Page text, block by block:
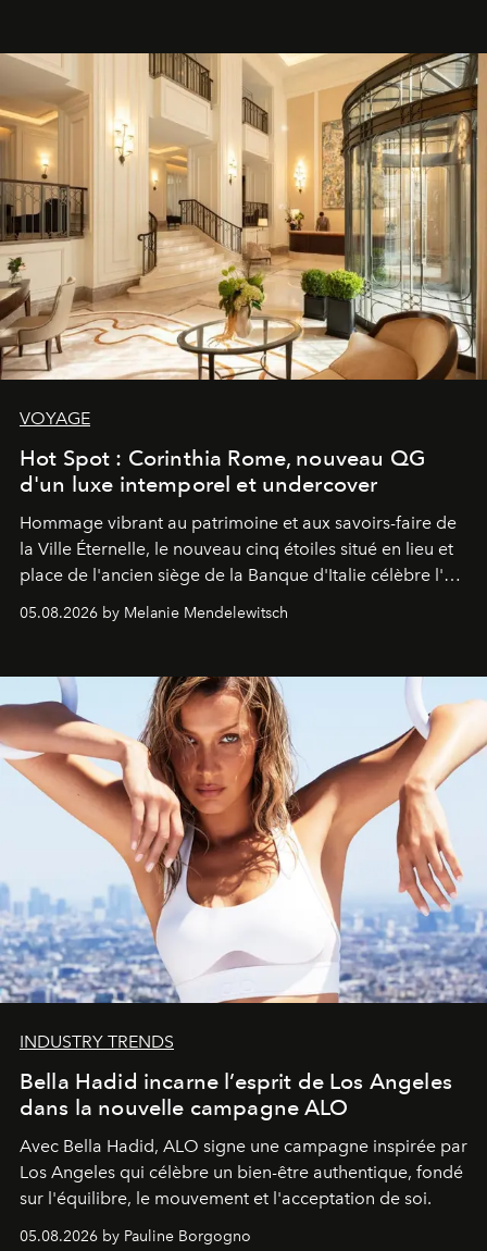
VOYAGE
Hot Spot : Corinthia Rome, nouveau QG
d'un luxe intemporel et undercover
Hommage vibrant au patrimoine et aux savoirs-faire de
la Ville Éternelle, le nouveau cinq étoiles situé en lieu et
place de l'ancien siège de la Banque d'Italie célèbre l'art
05.08.2026 by Melanie Mendelewitsch
INDUSTRY TRENDS
Bella Hadid incarne l’esprit de Los Angeles
dans la nouvelle campagne ALO
Avec Bella Hadid, ALO signe une campagne inspirée par
Los Angeles qui célèbre un bien-être authentique, fondé
sur l'équilibre, le mouvement et l'acceptation de soi.
05.08.2026 by Pauline Borgogno